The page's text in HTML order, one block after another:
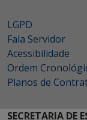
LGPD
Fala Servidor
Acessibilidade
Ordem
Planos de
SECRETARIA DE